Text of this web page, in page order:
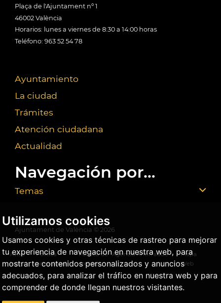
Utilizamos cookies
Usamos cookies y otras técnicas de rastreo para mejorar
tu experiencia de navegación en nuestra web, para
mostrarte contenidos personalizados y anuncios
adecuados, para analizar el tráfico en nuestra web y para
comprender de donde llegan nuestros visitantes.
Plaça de l'Ajuntament nº 1
46002 València
Horarios: lunes a viernes de 8:30 a 14:00 horas
Teléfono: 963 52 54 78
Ayuntamiento
La ciudad
Trámites
Atención ciudadana
Actualidad
Navegación por...
Temas
Ajuntament de València © 2026
Aviso
legal
Política
privacidad
Política de
cookies
Agencia Antifraude
Mapa
Web